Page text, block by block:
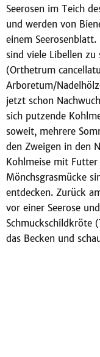
Seerosen im Teich
und werden von
einem
sind viele Libellen zu
(Orthetrum
Arboretum/
jetzt schon
sich putzende
soweit, mehrere
den Zweigen in den
Kohlmeise mit
Mönchsgrasmücke
entdecken. Zurück
vor einer Seerose
Schmuckschildkröte
das Becken und